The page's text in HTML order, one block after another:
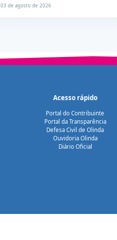
03 de agosto de 2026
Acesso rápido
Portal do Contribuinte
Portal da Transparência
Defesa Civil de Olinda
Ouvidoria Olinda
Diário Oficial